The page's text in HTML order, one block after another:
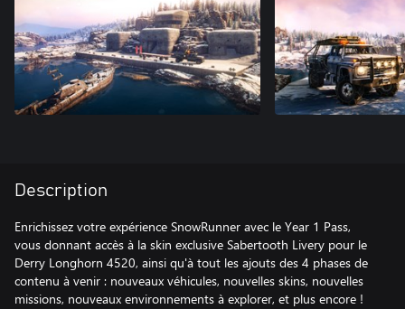
Description
Enrichissez votre expérience SnowRunner avec le Year 1 Pass,
vous donnant accès à la skin exclusive Sabertooth Livery pour le
Derry Longhorn 4520, ainsi qu'à tout les ajouts des 4 phases de
contenu à venir : nouveaux véhicules, nouvelles skins, nouvelles
missions, nouveaux environnements à explorer, et plus encore !